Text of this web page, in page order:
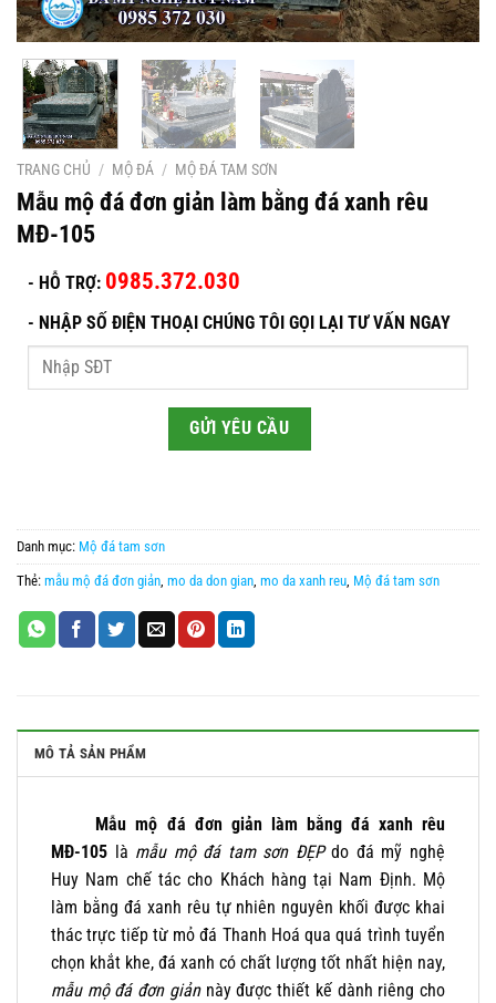
TRANG CHỦ / MỘ ĐÁ / MỘ ĐÁ TAM SƠN
Mẫu mộ đá đơn giản làm bằng đá xanh rêu
MĐ-105
- HỖ TRỢ: 0985.372.030
- NHẬP SỐ ĐIỆN THOẠI CHÚNG TÔI GỌI LẠI TƯ VẤN NGAY
Danh mục: Mộ đá tam sơn
Thẻ: mẫu mộ đá đơn giản mo da don gian mo da xanh reu Mộ đá tam sơn
MÔ TẢ SẢN PHẨM
Mẫu mộ đá đơn giản làm bằng đá xanh rêu
MĐ-105 là mẫu mộ đá tam sơn ĐẸPdo đá mỹ nghệ
Huy Nam chế tác cho Khách hàng tại Nam Định. Mộ
làm bằng đá xanh rêu tự nhiên nguyên khối được khai
thác trực tiếp từ mỏ đá Thanh Hoá qua quá trình tuyển
chọn khắt khe, đá xanh có chất lượng tốt nhất hiện nay,
mẫu mộ đá đơn giảnnày được thiết kế dành riêng cho